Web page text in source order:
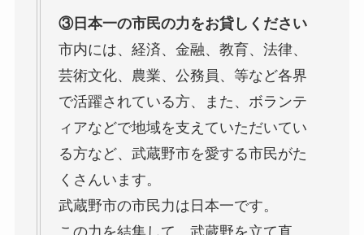
③日本一の市民の力をお貸しください
市内には、経済、金融、教育、法律、
芸術文化、農業、公務員、等など各界
で活躍されている方、また、ボランテ
ィアなどで地域を支えていただいてい
る方など、武蔵野市を愛する市民がた
くさんいます。
武蔵野市の市民力は日本一です。